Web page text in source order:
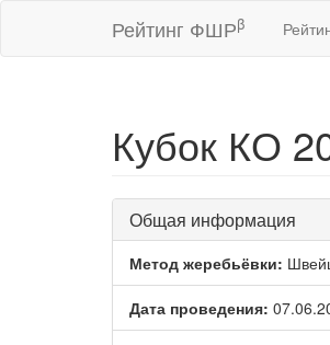
Рейтинг ФШРβ
Кубок КО
Общая информация
Метод жеребьёвки:
Дата проведения: